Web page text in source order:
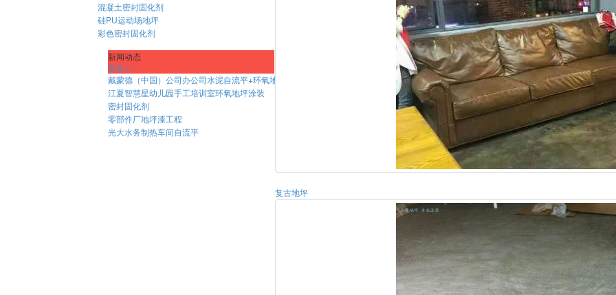
复古地坪
混凝土密封固化剂
硅PU运动场地坪
彩色密封固化剂
新闻动态
更多>>
戴蒙德（中国）公司办公司水泥自流平+环氧地坪施工完美收官！
江夏智慧星幼儿园手工培训室环氧地坪涂装
密封固化剂
零部件厂地坪漆工程
光大水务制热车间自流平